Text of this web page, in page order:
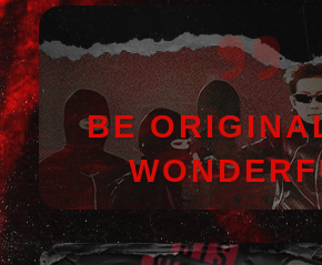
BE